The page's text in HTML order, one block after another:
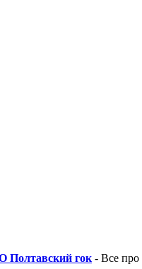
Полтавский гок - Все про